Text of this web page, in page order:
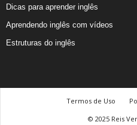
Dicas para aprender inglês
Aprendendo inglês com vídeos
Estruturas do inglês
Termos de Uso
© 2025 Reis